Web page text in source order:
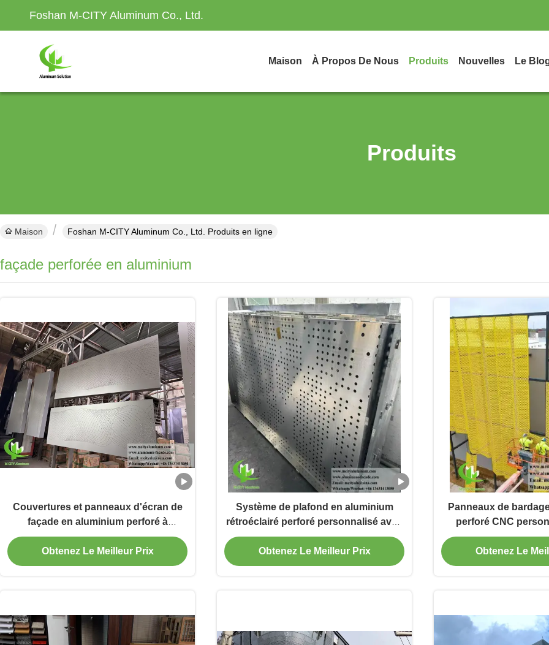
Foshan M-CITY Aluminum Co., Ltd.
Maison À Propos De Nous Produits Nouvelles Le
Produits
Maison Foshan M-CITY Aluminum Co., Ltd. Produits en ligne
façade perforée en aluminium
Couvertures et panneaux d'écran de
façade en aluminium perforé à
dégradé personnalisé
Obtenez Le Meilleur Prix
Système de plafond en aluminium
rétroéclairé perforé personnalisé avec
boîtier LED intégré et motifs de
découpe laser CNC
Obtenez Le Meilleur Prix
Panneaux de
perforé CNC
alliage 3003 H14/
PVDF pour
Obtenez Le